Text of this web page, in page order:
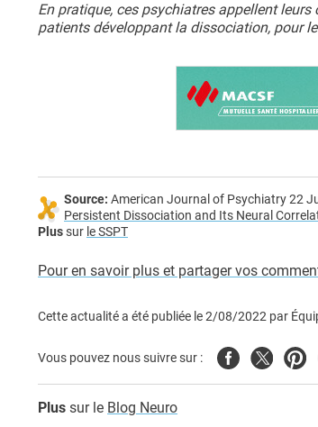
En pratique, ces psychiatres appellent
patients développant la dissociation, pour
Source: American Journal of Psychiatry 22
Persistent Dissociation and Its Neural
Plussur le SSPT
Pour en savoir plus et partager vos
Cette actualité a été publiée le2/08/2022 par
Vous pouvez nous suivre sur : FacebookTwitter
Plus sur le Blog Neuro